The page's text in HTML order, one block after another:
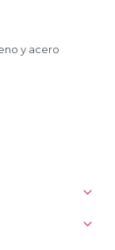
y acero